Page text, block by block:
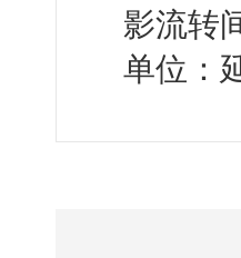
影流转
单位：